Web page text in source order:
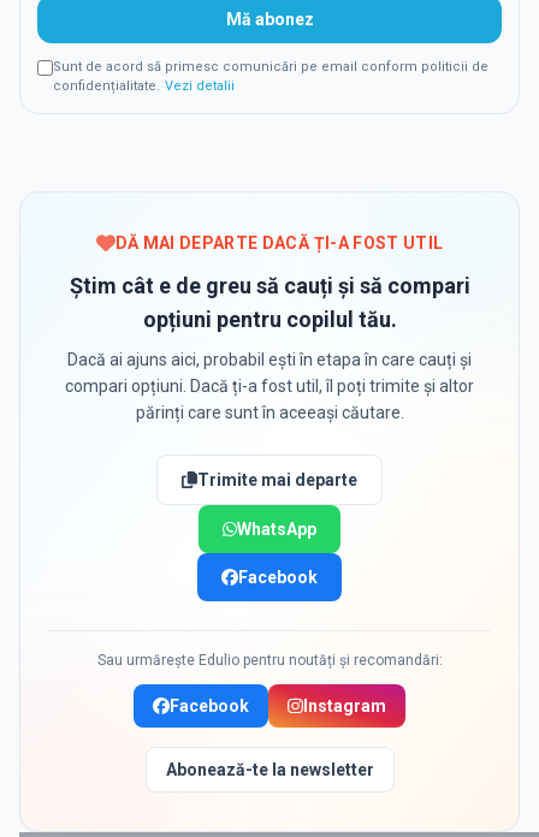
Mă abonez
Sunt de acord să primesc comunicări pe email conform politicii de
confidențialitate. Vezi detalii
DĂ MAI DEPARTE DACĂ ȚI-A FOST UTIL
Știm cât e de greu să cauți și să compari
opțiuni pentru copilul tău.
Dacă ai ajuns aici, probabil ești în etapa în care cauți și
compari opțiuni. Dacă ți-a fost util, îl poți trimite și altor
părinți care sunt în aceeași căutare.
Trimite mai departe
WhatsApp
Facebook
Sau urmărește Edulio pentru noutăți și recomandări:
Facebook Instagram
Abonează-te la newsletter